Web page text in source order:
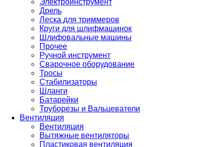
Электроинструмент
Дрель
Леска для триммеров
Круги для шлифмашинок
Шлифовальные машины
Прочее
Ручной инструмент
Сварочное оборудование
Тросы
Стабилизаторы
Шланги
Батарейки
Труборезы и Вальцеватели
Вентиляция
Вентиляция
Вытяжные вентиляторы
Пластиковая вентиляция